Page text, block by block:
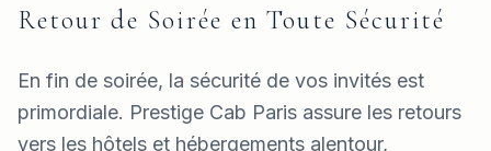
Retour de Soirée en Toute Sécurité
En fin de soirée, la sécurité de vos invités est
primordiale. Prestige Cab Paris assure les retours
vers les hôtels et hébergements alentour,